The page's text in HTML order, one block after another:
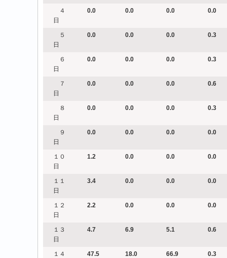
４
日
0.0 0.0 0.0 0.0
５
日
0.0 0.0 0.0 0.3
６
日
0.0 0.0 0.0 0.3
７
日
0.0 0.0 0.0 0.6
８
日
0.0 0.0 0.0 0.3
９
日
0.0 0.0 0.0 0.0
１０
日
1.2 0.0 0.0 0.0
１１
日
3.4 0.0 0.0 0.0
１２
日
2.2 0.0 0.0 0.0
１３
日
4.7 6.9 5.1 0.6
１４
47.5 18.0 66.9 0.3